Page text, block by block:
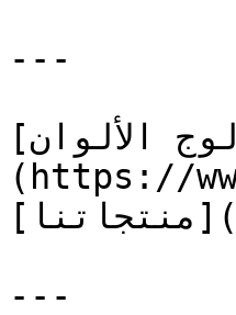
---
[كتالوج الألوان]
(https://
[منتجاتنا](https://www.timepaints.com/ar/products)
---